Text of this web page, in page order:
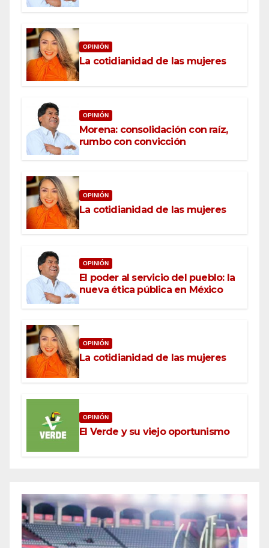
OPINIÓN
La cotidianidad de las mujeres
OPINIÓN
Morena: consolidación con raíz,
rumbo con convicción
OPINIÓN
La cotidianidad de las mujeres
OPINIÓN
El poder al servicio del pueblo: la
nueva ética pública en México
OPINIÓN
La cotidianidad de las mujeres
OPINIÓN
El Verde y su viejo oportunismo